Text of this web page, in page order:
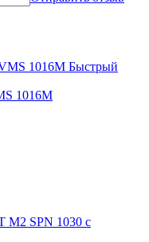
Быстрый
1016M